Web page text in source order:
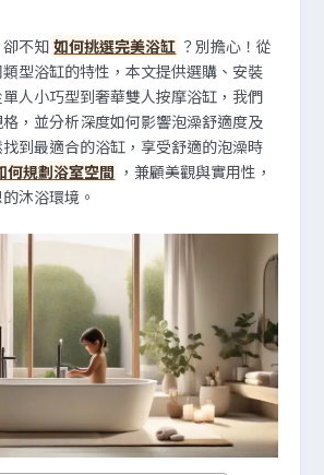
不知 如何挑選完美浴缸 ？別擔心！從
型浴缸的特性，本文提供選購、安裝
人小巧型到奢華雙人按摩浴缸，我們
，並分析深度如何影響泡澡舒適度及
到最適合的浴缸，享受舒適的泡澡時
何規劃浴室空間 ，兼顧美觀與實用性，
沐浴環境。